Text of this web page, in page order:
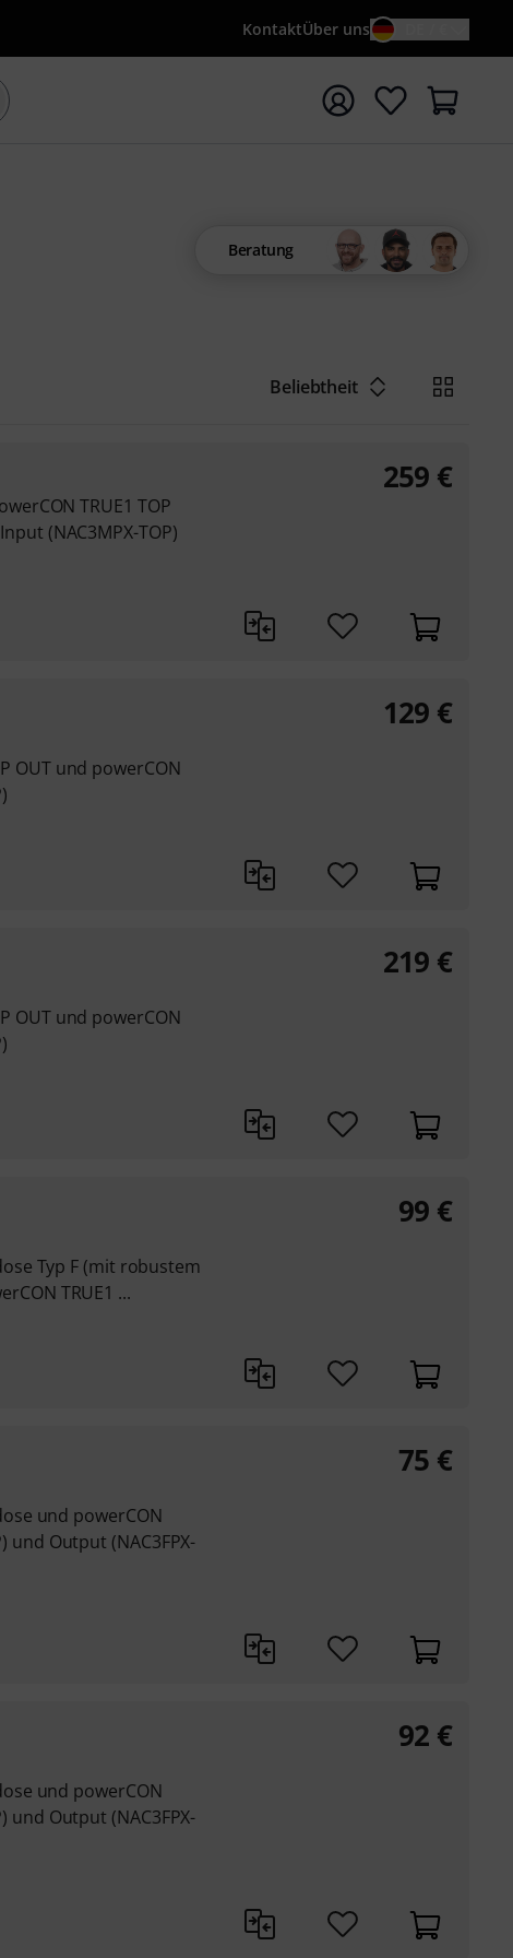
KontaktÜber uns
mit Suchwort {searchTerm} starten
Beratung
Beliebtheit
TRUE1 TOP
(NAC3MPX-TOP)
259 €
OUT und powerCON
129 €
OUT und powerCON
219 €
Typ F (mit robustem
TRUE1 ...
99 €
und powerCON
und Output (NAC3FPX-
75 €
und powerCON
und Output (NAC3FPX-
92 €